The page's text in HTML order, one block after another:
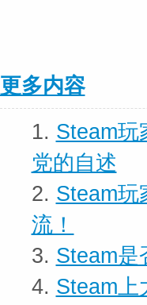
更多内容
1. Steam玩
党的自述
2. Steam玩
流！
3. Steam是
4. Steam上